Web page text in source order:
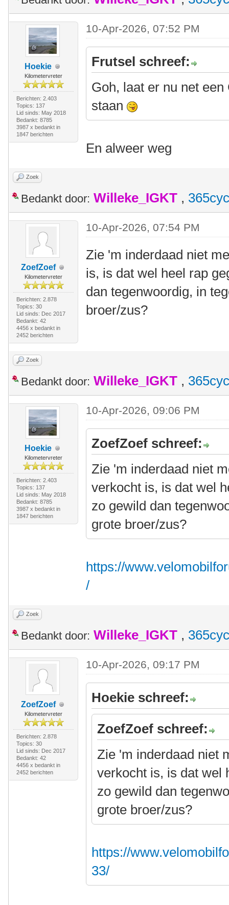
Hoekie
Kilometervreter
Berichten: 2.403
Topics: 137
Lid sinds: May 2018
Bedankt: 8785
3987 x bedankt in
1847 berichten
10-Apr-2026, 07:52 PM
Frutsel schreef:
Goh, laat er nu net
staan
En alweer weg
Zoek
Bedankt door: Willeke_IGKT ,
ZoefZoef
Kilometervreter
Berichten: 2.878
Topics: 30
Lid sinds: Dec 2017
Bedankt: 42
4456 x bedankt in
2452 berichten
10-Apr-2026, 07:54 PM
Zie 'm inderdaad niet
is, is dat wel heel rap
dan tegenwoordig, in
broer/zus?
Zoek
Bedankt door: Willeke_IGKT ,
Hoekie
Kilometervreter
Berichten: 2.403
Topics: 137
Lid sinds: May 2018
Bedankt: 8785
3987 x bedankt in
1847 berichten
10-Apr-2026, 09:06 PM
ZoefZoef schreef:
Zie 'm inderdaad niet
verkocht is, is dat wel
zo gewild dan
grote broer/zus?
https://
/
Zoek
Bedankt door: Willeke_IGKT ,
ZoefZoef
Kilometervreter
Berichten: 2.878
Topics: 30
Lid sinds: Dec 2017
Bedankt: 42
4456 x bedankt in
2452 berichten
10-Apr-2026, 09:17 PM
Hoekie schreef:
ZoefZoef schreef:
Zie 'm inderdaad niet
verkocht is, is dat wel
zo gewild dan
grote broer/zus?
https://
33/